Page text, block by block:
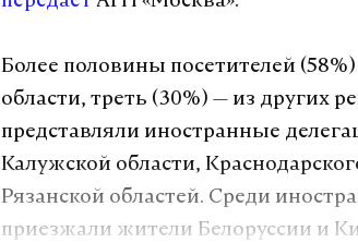
Более половины посетителей
области, треть (30%) — из других
представляли иностранные
Калужской области,
Рязанской областей. Среди
приезжали жители Белоруссии и